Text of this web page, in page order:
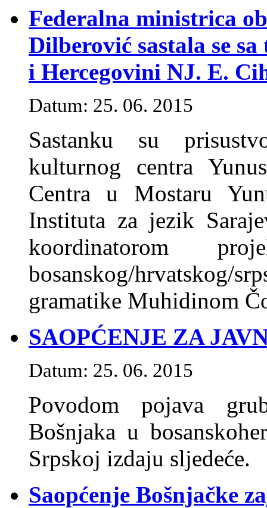
Federalna ministrica
Dilberović sastala se
i Hercegovini NJ. E.
Datum: 25. 06. 2015
Sastanku su
kulturnog centra
Centra u Mostaru
Instituta za jezik
koordinatorom
bosanskog/
gramatike Muhidinom
SAOPĆENJE ZA
Datum: 25. 06. 2015
Povodom pojava
Bošnjaka u
Srpskoj izdaju sljedeće.
Saopćenje Bošnjačke